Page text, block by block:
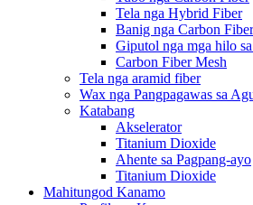
Tela nga Hybrid Fiber
Banig nga Carbon Fiber
Giputol nga mga hilo
Carbon Fiber Mesh
Tela nga aramid fiber
Wax nga Pangpagawas sa
Katabang
Akselerator
Titanium Dioxide
Ahente sa Pagpang-ayo
Titanium Dioxide
Mahitungod Kanamo